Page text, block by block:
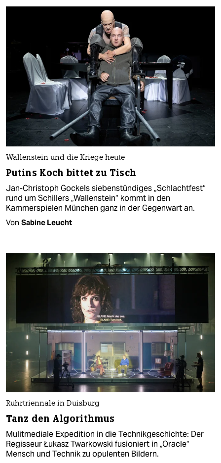
Wallenstein und die Kriege heute
Putins Koch bittet zu Tisch
Jan-Christoph Gockels sieben­stündiges „Schlachtfest“
rund um Schillers „Wallenstein“ kommt in den
Kammerspielen München ganz in der Gegenwart an.
Von Sabine Leucht
Ruhrtriennale in Duisburg
Tanz den Algorithmus
Mulitmediale Expedition in die Technikgeschichte: Der
Regisseur Łukasz Twarkowski fusioniert in „Oracle“
Mensch und Technik zu opulenten Bildern.